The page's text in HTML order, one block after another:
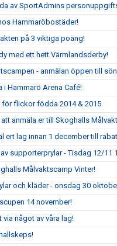
av SportAdmins
Hammaröbostäder!
på 3 viktiga poäng!
med ett hett Värmlandsderby!
- anmälan öppen till
Hammarö Arena Café!
för flickor födda 2014 & 2015
anmäla er till Skoghalls
ert lag innan 1 december till
supporterprylar - Tisdag 12/11
Målvaktscamp Vinter!
och kläder - onsdag 30
14 november!
något av våra lag!